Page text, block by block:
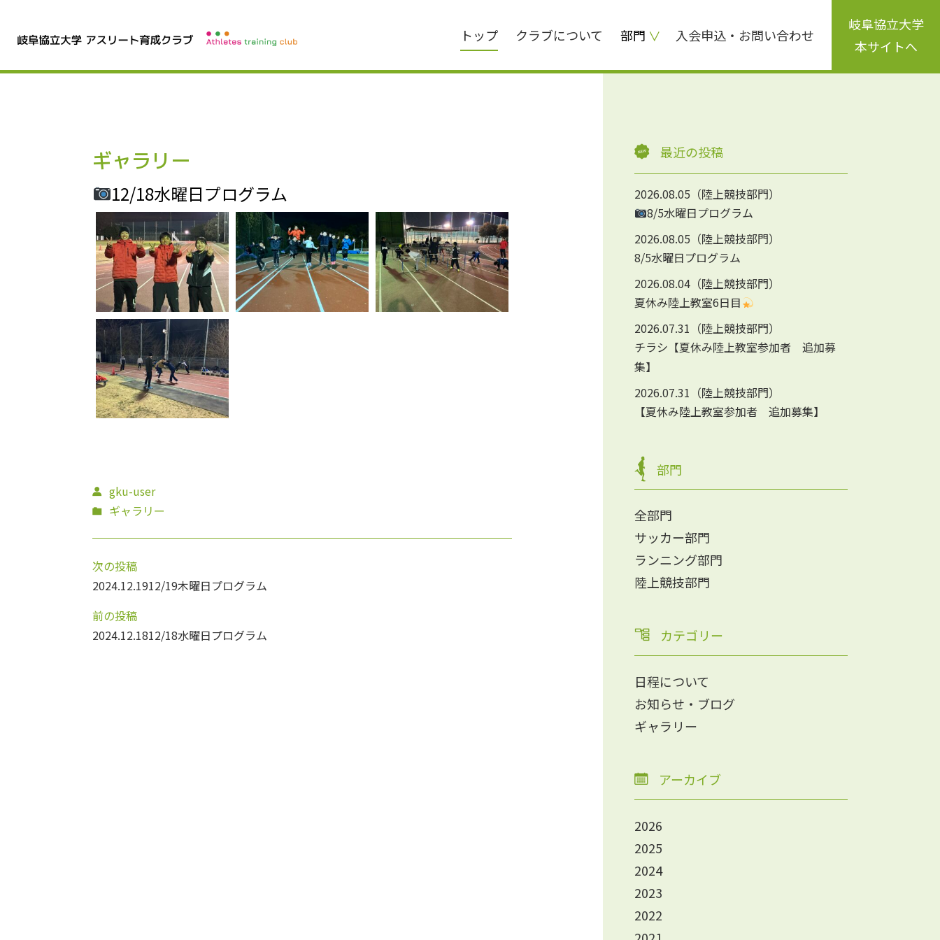
トップ クラブについて 部門 入会申込・お問い合わせ
岐阜協立大学
本サイトへ
ギャラリー
12/18水曜日プログラム
gku-user
ギャラリー
次の投稿
2024.12.1912/19木曜日プログラム
前の投稿
2024.12.1812/18水曜日プログラム
最近の投稿
2026.08.05
陸上競技部門
8/5水曜日プログラム
2026.08.05
陸上競技部門
8/5水曜日プログラム
2026.08.04
陸上競技部門
夏休み陸上教室6日目
2026.07.31
陸上競技部門
チラシ【夏休み陸上教室参加者 追加募
集】
2026.07.31
陸上競技部門
【夏休み陸上教室参加者 追加募集】
部門
全部門
サッカー部門
ランニング部門
陸上競技部門
カテゴリー
日程について
お知らせ・ブログ
ギャラリー
アーカイブ
2026
2025
2024
2023
2022